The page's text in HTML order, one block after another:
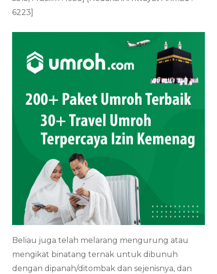
6223]
Beliau juga telah melarang mengurung atau
mengikat binatang ternak untuk dibunuh
dengan dipanah/ditombak dan sejenisnya, dan